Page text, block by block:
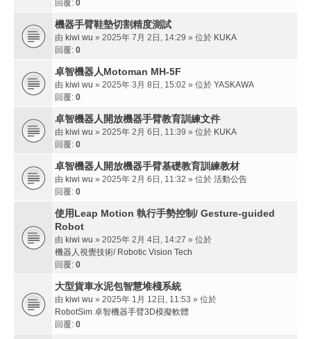
回覆: 0
機器手臂鞋墊切割精度測試
由 kiwi wu » 2025年 7月 2日, 14:29 » 位於 KUKA
回覆: 0
卓智機器人Motoman MH-5F
由 kiwi wu » 2025年 3月 8日, 15:02 » 位於 YASKAWA
回覆: 0
卓智機器人開放機器手臂教育訓練文件
由 kiwi wu » 2025年 2月 6日, 11:39 » 位於 KUKA
回覆: 0
卓智機器人開放機器手臂基礎教育訓練教材
由 kiwi wu » 2025年 2月 6日, 11:32 » 位於 活動公告
回覆: 0
使用Leap Motion 執行手勢控制/ Gesture-guided
Robot
由 kiwi wu » 2025年 2月 4日, 14:27 » 位於
機器人視覺技術/ Robotic Vision Tech
回覆: 0
大型貨車水泥包智慧堆棧系統
由 kiwi wu » 2025年 1月 12日, 11:53 » 位於
RobotSim 卓智機器手臂3D模擬軟體
回覆: 0